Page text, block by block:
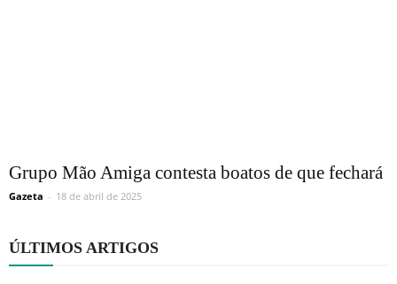
Grupo Mão Amiga contesta boatos de que fechará
Gazeta - 18 de abril de 2025
ÚLTIMOS ARTIGOS